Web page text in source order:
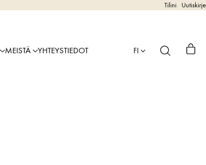
Tilini Uutiskirje
MEISTÄ YHTEYSTIEDOT FI